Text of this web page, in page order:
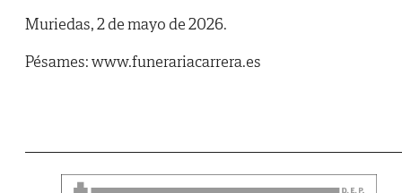
Muriedas, 2 de mayo de 2026.
Pésames: www.funerariacarrera.es